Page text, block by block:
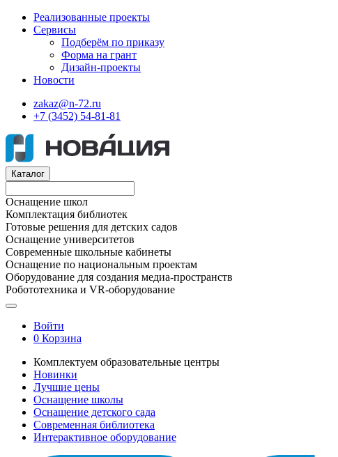
Реализованные проекты
Сервисы
Подберём по приказу
Форма на грант
Дизайн-проекты
Новости
zakaz@n-72.ru
+7 (3452) 54-81-81
Каталог
Оснащение школ
Комплектация библиотек
Готовые решения для детских садов
Оснащение университетов
Современные школьные кабинеты
Оснащение по национальным проектам
Оборудование для создания медиа-пространств
Робототехника и VR-оборудование
Войти
0 Корзина
Комплектуем образовательные центры
Новинки
Лучшие цены
Оснащение школы
Оснащение детского сада
Современная библиотека
Интерактивное оборудование